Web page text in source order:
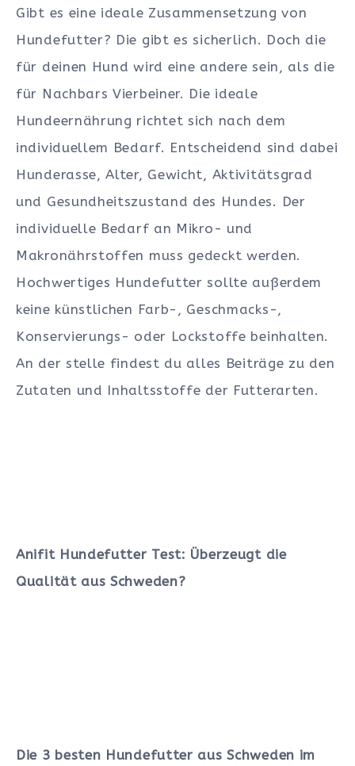
Gibt es eine ideale Zusammensetzung von
Hundefutter? Die gibt es sicherlich. Doch die
für deinen Hund wird eine andere sein, als die
für Nachbars Vierbeiner. Die ideale
Hundeernährung richtet sich nach dem
individuellem Bedarf. Entscheidend sind dabei
Hunderasse, Alter, Gewicht, Aktivitätsgrad
und Gesundheitszustand des Hundes. Der
individuelle Bedarf an Mikro- und
Makronährstoffen muss gedeckt werden.
Hochwertiges Hundefutter sollte außerdem
keine künstlichen Farb-, Geschmacks-,
Konservierungs- oder Lockstoffe beinhalten.
An der stelle findest du alles Beiträge zu den
Zutaten und Inhaltsstoffe der Futterarten.
Anifit Hundefutter Test: Überzeugt die
Qualität aus Schweden?
Die 3 besten Hundefutter aus Schweden im